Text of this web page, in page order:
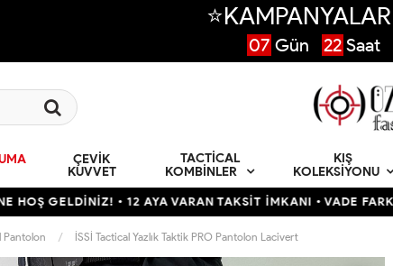
07 Gün 22 Saat
ÇEVIK
KUVVET
TACTICAL
KOMBINLER
KIŞ
KOLEKSIYONU
• 12 AYA VARAN TAKSİT İMKANI • VADE FARKSIZ 3
Pantolon İSSİ Tactical Yazlık Taktik PRO Pantolon Lacivert